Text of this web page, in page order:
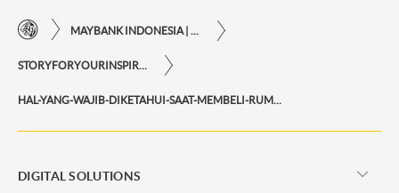
DIGITAL SOLUTIONS